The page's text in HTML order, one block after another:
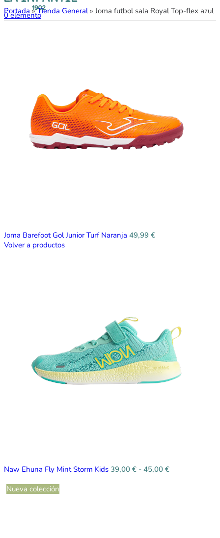
0elemento
Portada »Tienda General» Joma futbol sala Royal Top-flex azul
Joma Barefoot Gol Junior Turf Naranja 49,99 €
Volver a productos
Naw Ehuna Fly Mint Storm Kids 39,00 € - 45,00 €
Nueva colección